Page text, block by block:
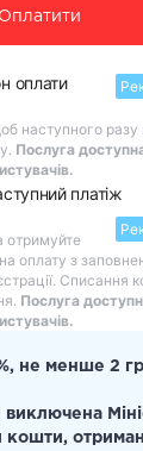
Оплатити
оплати
наступного разу
Послуга
платіж
отримуйте
оплату з
Списання
Послуга
не менше 2
виключена
кошти,